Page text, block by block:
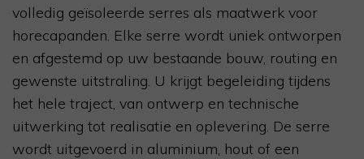
volledig geïsoleerde serres als maatwerk voor
horecapanden. Elke serre wordt uniek ontworpen
en afgestemd op uw bestaande bouw, routing en
gewenste uitstraling. U krijgt begeleiding tijdens
het hele traject, van ontwerp en technische
uitwerking tot realisatie en oplevering. De serre
wordt uitgevoerd in aluminium, hout of een